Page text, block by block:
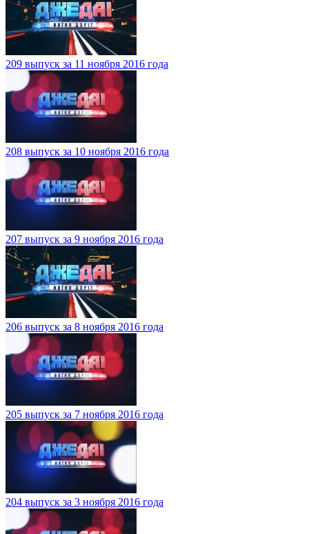
209 выпуск за 11 ноября 2016 года
208 выпуск за 10 ноября 2016 года
207 выпуск за 9 ноября 2016 года
206 выпуск за 8 ноября 2016 года
205 выпуск за 7 ноября 2016 года
204 выпуск за 3 ноября 2016 года